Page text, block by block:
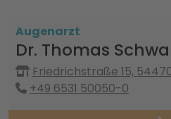
Augenarzt
Dr. Thomas
Friedrichstraße 15,
+49 6531 50050-0